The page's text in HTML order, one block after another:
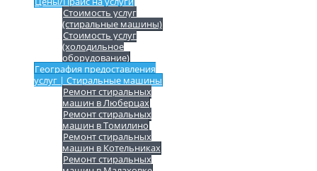
Стоимость услуг
(стиральные машины)
Стоимость услуг
(холодильное
оборудование)
География предоставления
услуг | Стиральные машины
Ремонт стиральных
машин в Люберцах
Ремонт стиральных
машин в Томилино
Ремонт стиральных
машин в Котельниках
Ремонт стиральных